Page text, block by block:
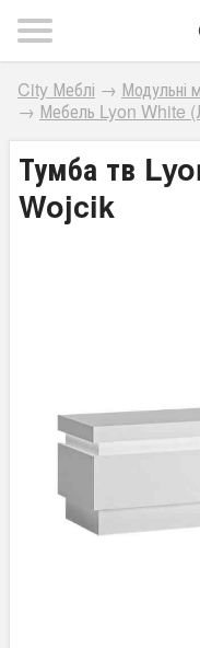
City Меблі → Модульні
→ Мебель Lyon White
Тумба тв
Wojcik